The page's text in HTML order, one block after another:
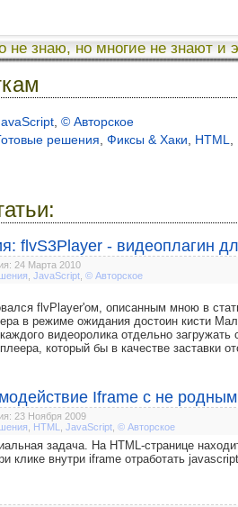
не знаю, но многие не знают и
© Авторское
решения Фиксы & Хаки HTML
flvS3Player - видеоплагин
24 Марта 2010
JavaScript © Авторское
flvPlayer'ом, описанным мною в
в режиме ожидания достоин кисти
видеоролика отдельно
который бы в качестве заставки
Iframe с не
23 Ноября 2009
HTML JavaScript © Авторское
задача. На HTML-странице
клике внутри iframe отработать